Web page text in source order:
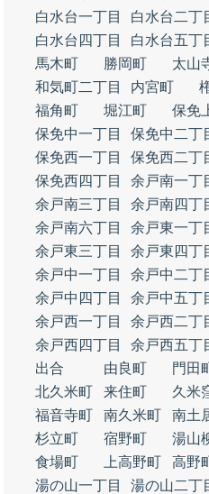
白水台一丁目
白水台二丁
白水台四丁目
白水台五丁
馬木町
勝岡町 太山
和気町二丁目
内宮町
福角町
堀江町 保免
保免中一丁目
保免中二丁
保免西一丁目
保免西二丁
保免西四丁目
余戸南一丁
余戸南三丁目
余戸南四丁
余戸南六丁目
余戸東一丁
余戸東三丁目
余戸東四丁
余戸中一丁目
余戸中二丁
余戸中四丁目
余戸中五丁
余戸西一丁目
余戸西二丁
余戸西四丁目
余戸西五丁
出合
由良町 門田
北久米町
来住町 久米
福音寺町
南久米町 南土
杉立町
宿野町 湯山
食場町
上高野町 高野
湯の山一丁目
湯の山二丁